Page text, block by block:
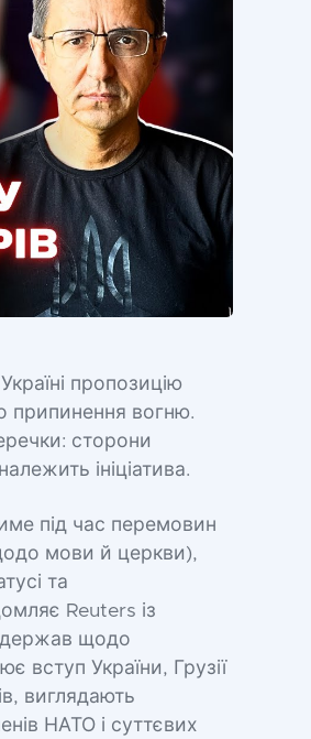
пропозицію
припинення вогню.
сторони
ініціатива.
під час перемовин
мови й церкви),
та
Reuters із
держав щодо
вступ України, Грузії
виглядають
НАТО і суттєвих